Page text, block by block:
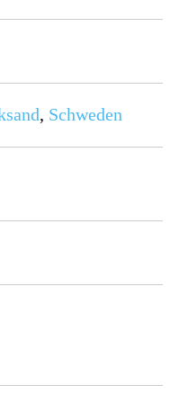
, Schweden